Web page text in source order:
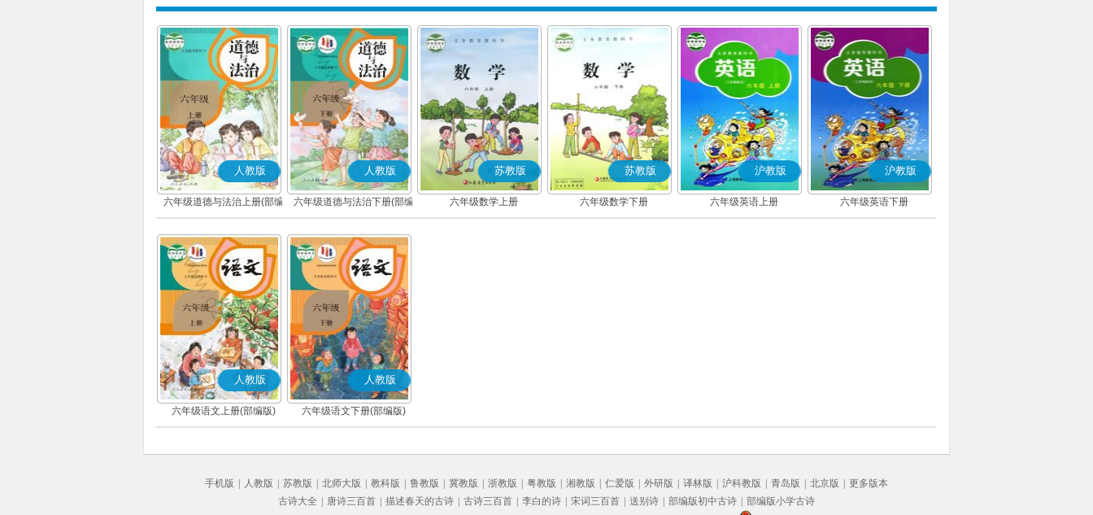
人教版
六年级道德与法治上册(部编
版)
人教版
六年级道德与法治下册(部编
版)
苏教版
六年级数学上册
苏教版
六年级数学下册
沪教版
六年级英语上册
沪教版
六年级英语下册
人教版
六年级语文上册(部编版)
人教版
六年级语文下册(部编版)
手机版 人教版 苏教版 北师大版 教科版 鲁教版 冀教版 浙教版 粤教版 湘教版 仁爱版 外研版 译林版 沪科教版 青岛版 北京版
更多版本
古诗大全
唐诗三百首 描述春天的古诗 古诗三百首 李白的诗 宋词三百首 送别诗 部编版初中古诗 部编版小学古诗